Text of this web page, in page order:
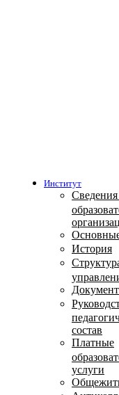
Институт
История
состав
Платные
услуги